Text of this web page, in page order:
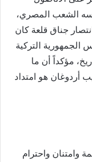
الشعب المصري،
جناق قلعة كان
التركية
مؤكداً أن ما
أردوغان هو امتداد
وامتنان واحترام